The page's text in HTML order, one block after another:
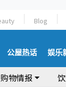
Blog
公屋热话 娱乐
购物情报